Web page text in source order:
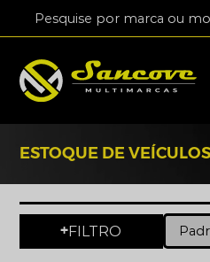
ESTOQUE DE
+FILTRO